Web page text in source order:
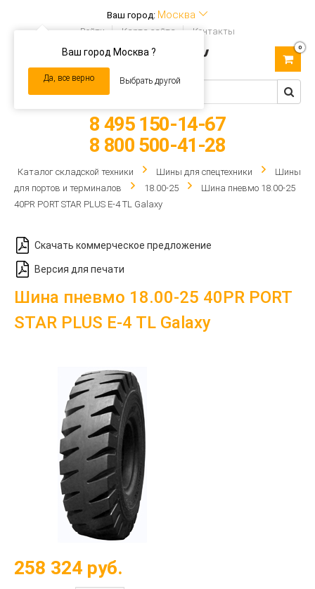
Ваш город: Москва
Ваш город Москва ?
Да, все верно Выбрать другой
Войти Карта сайта Контакты
navigation
0
8 495 150-14-67
8 800 500-41-28
Каталог складской техники Шины для спецтехники
Шины
для портов и терминалов
18.00-25
Шина пневмо 18.00-25
40PR PORT STAR PLUS E-4 TL Galaxy
Скачать коммерческое предложение
Версия для печати
Шина пневмо 18.00-25 40PR PORT
STAR PLUS E-4 TL Galaxy
258 324 руб.